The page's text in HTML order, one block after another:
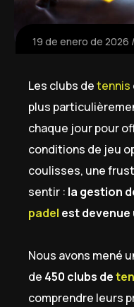
19 de enero de 2026
Les clubs detennis
plus
chaque jour pour
conditions de jeu
coulisses, une
sentir : la gestion
padel est
Nous avons mené
de 450 clubs de
comprendre leurs